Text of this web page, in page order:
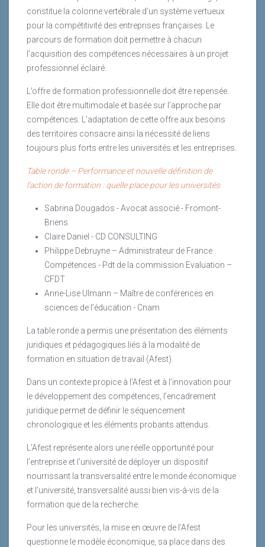
constitue la colonne vertébrale d’un système vertueux
pour la compétitivité des entreprises françaises. Le
parcours de formation doit permettre à chacun
l’acquisition des compétences nécessaires à un projet
professionnel éclairé.
L’offre de formation professionnelle doit être repensée.
Elle doit être multimodale et basée sur l’approche par
compétences. L’adaptation de cette offre aux besoins
des territoires consacre ainsi la nécessité de liens
toujours plus forts entre les universités et les entreprises.
Table ronde – Performance et nouvelle définition de
l’action de formation : quelle place pour les universités
Sabrina Dougados - Avocat associé - Fromont-
Briens
Claire Daniel - CD CONSULTING
Philippe Debruyne – Administrateur de France
Compétences - Pdt de la commission Evaluation –
CFDT
Anne-Lise Ulmann – Maître de conférences en
sciences de l’éducation - Cnam
La table ronde a permis une présentation des éléments
juridiques et pédagogiques liés à la modalité de
formation en situation de travail (Afest).
Dans un contexte propice à l’Afest et à l’innovation pour
le développement des compétences, l’encadrement
juridique permet de définir le séquencement
chronologique et les éléments probants attendus.
L’Afest représente alors une réelle opportunité pour
l’entreprise et l’université de déployer un dispositif
nourrissant la transversalité entre le monde économique
et l’université, transversalité aussi bien vis-à-vis de la
formation que de la recherche.
Pour les universités, la mise en œuvre de l’Afest
questionne le modèle économique, sa place dans des